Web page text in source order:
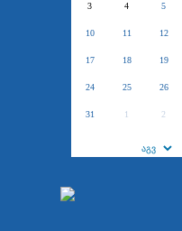
3 4 5
10 11 12
17 18 19
24 25 26
31 1 2